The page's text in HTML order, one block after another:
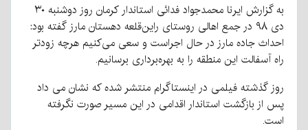
به گزارش ایرنا محمدجواد فدائی استاندار کرمان روز دوشنبه ۳۰
دی ۹۸ در جمع اهالی روستای راین‌قلعه دهستان مارز گفته بود:
احداث جاده مارز در حال اجراست و سعی می‌کنیم هرچه زودتر
راه آسفالت این منطقه را به بهره‌برداری برسانیم.
روز گذشته فیلمی در اینستاگرام منتشر شده که نشان می داد
پس از بازگشت استاندار اقدامی در این مسیر صورت نگرفته
است.